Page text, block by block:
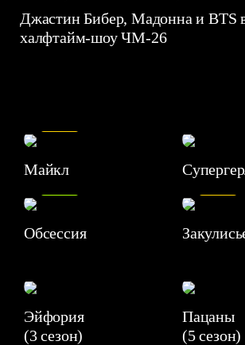
Джастин Бибер, Мадонна и BTS
халфтайм-шоу ЧМ-26
Майкл
Обсессия
7.1
Эйфория
(3 сезон)
Пацаны
(5 сезон)